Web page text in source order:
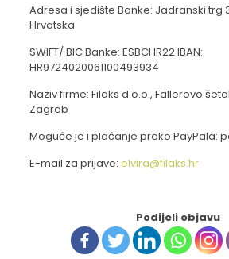
Adresa i sjedište Banke: Jadranski trg 3
Hrvatska
SWIFT/ BIC Banke: ESBCHR22 IBAN:
HR9724020061100493934
Naziv firme: Filaks d.o.o., Fallerovo
Zagreb
Moguće je i plaćanje preko PayPala:
E-mail za prijave: elvira@filaks.hr
Podijeli objavu